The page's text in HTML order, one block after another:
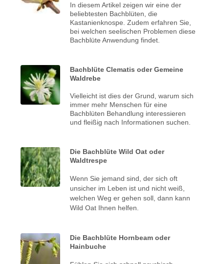
In diesem Artikel zeigen wir eine der
beliebtesten Bachblüten, die
Kastanienknospe. Zudem erfahren Sie,
bei welchen seelischen Problemen diese
Bachblüte Anwendung findet.
Bachblüte Clematis oder Gemeine
Waldrebe
Vielleicht ist dies der Grund, warum sich
immer mehr Menschen für eine
Bachblüten Behandlung interessieren
und fleißig nach Informationen suchen.
Die Bachblüte Wild Oat oder
Waldtrespe
Wenn Sie jemand sind, der sich oft
unsicher im Leben ist und nicht weiß,
welchen Weg er gehen soll, dann kann
Wild Oat Ihnen helfen.
Die Bachblüte Hornbeam oder
Hainbuche